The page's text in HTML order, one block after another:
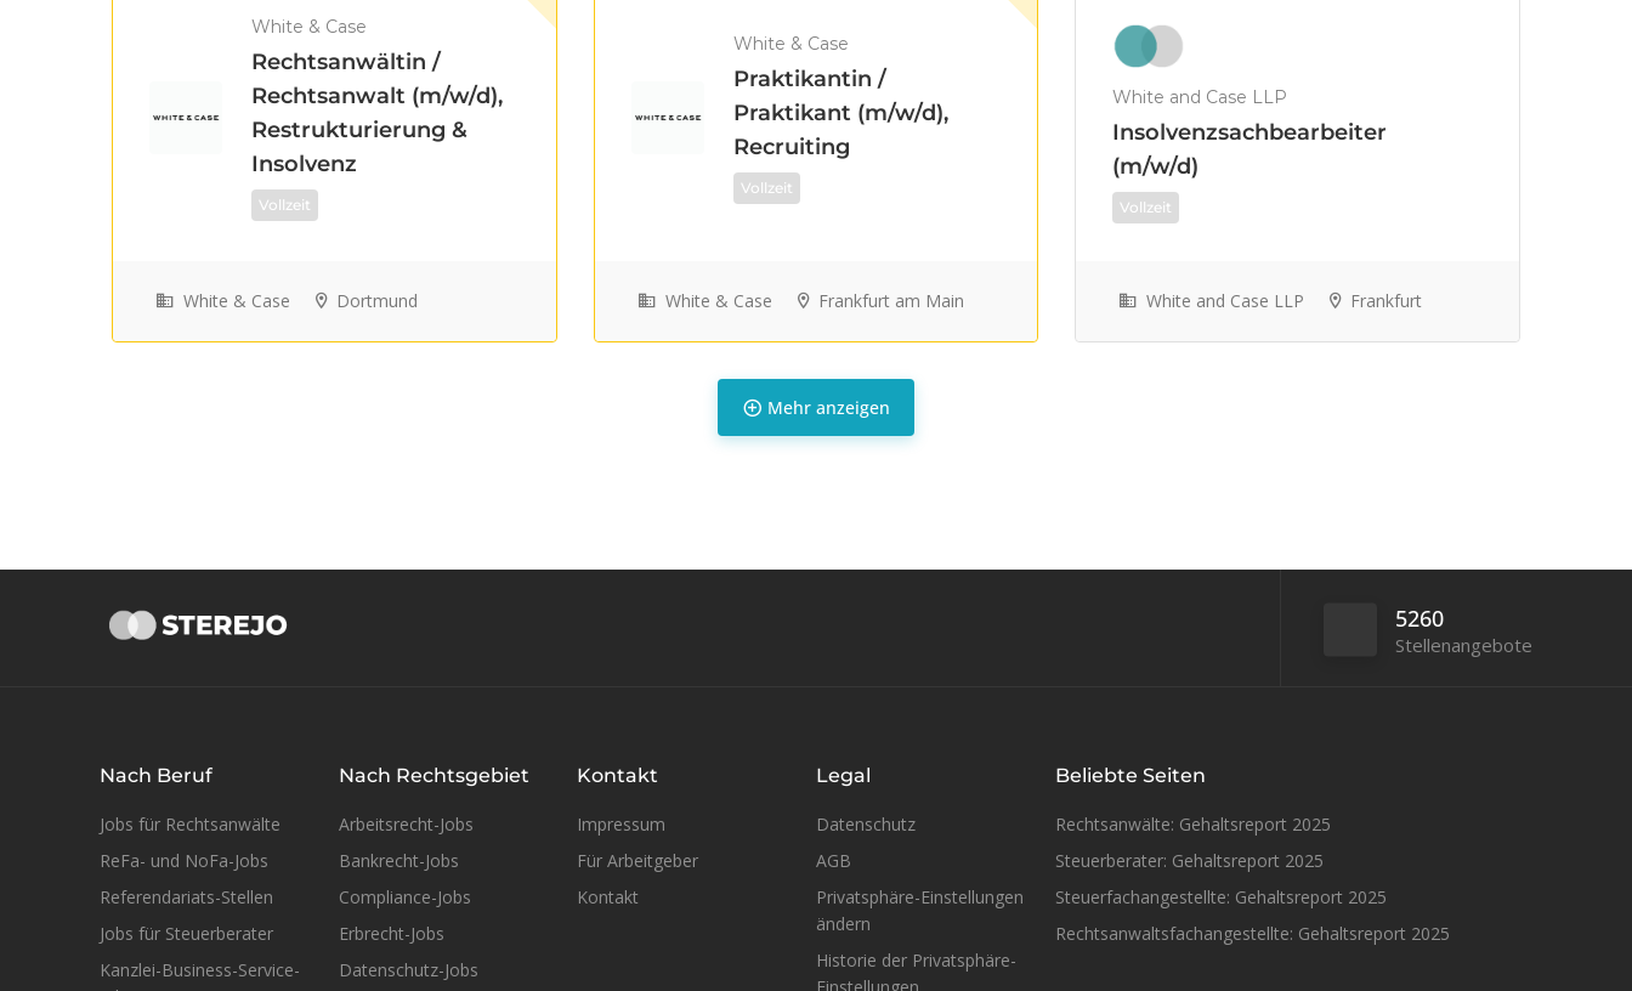
White & Case
Rechtsanwältin /
Rechtsanwalt (m/w/d),
Restrukturierung &
Insolvenz
Vollzeit
White & Case Dortmund
White & Case
Praktikantin /
Praktikant (m/w/d),
Recruiting
Vollzeit
White & Case Frankfurt am Main
White and Case LLP
Insolvenzsachbearbeiter
(m/w/d)
Vollzeit
White and Case LLP Frankfurt
Mehr anzeigen
5260
Stellenangebote
Nach Beruf
Jobs für Rechtsanwälte
ReFa- und NoFa-Jobs
Referendariats-Stellen
Jobs für Steuerberater
Kanzlei-Business-Service-
Nach Rechtsgebiet
Arbeitsrecht-Jobs
Bankrecht-Jobs
Compliance-Jobs
Erbrecht-Jobs
Datenschutz-Jobs
Kontakt
Impressum
Für Arbeitgeber
Kontakt
Legal
Datenschutz
AGB
Privatsphäre-Einstellungen
ändern
Historie der Privatsphäre-
Beliebte Seiten
Rechtsanwälte: Gehaltsreport 2025
Steuerberater: Gehaltsreport 2025
Steuerfachangestellte: Gehaltsreport 2025
Rechtsanwaltsfachangestellte: Gehaltsreport 2025